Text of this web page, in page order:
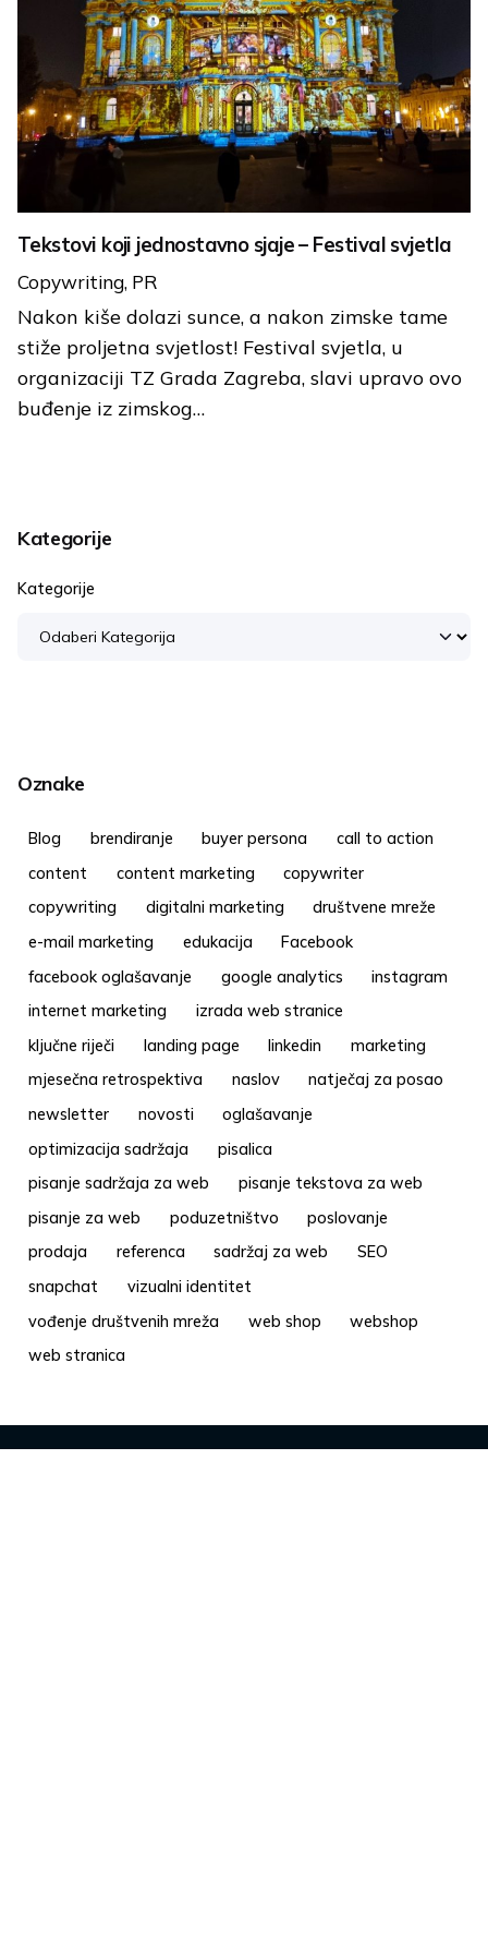
Tekstovi koji jednostavno sjaje – Festival svjetla
Copywriting PR
Nakon kiše dolazi sunce, a nakon zimske tame
stiže proljetna svjetlost! Festival svjetla, u
organizaciji TZ Grada Zagreba, slavi upravo ovo
buđenje iz zimskog…
Kategorije
Kategorije
Oznake
Blog brendiranje buyer persona
call to action
content
content marketing
copywriter
copywriting
digitalni marketing
društvene mreže
e-mail marketing
edukacija
Facebook
facebook oglašavanje
google analytics
instagram
internet marketing
izrada web stranice
ključne riječi
landing page linkedin
marketing
mjesečna retrospektiva
naslov
natječaj za posao
newsletter
novosti
oglašavanje
optimizacija sadržaja
pisalica
pisanje sadržaja za web
pisanje tekstova za web
pisanje za web
poduzetništvo
poslovanje
prodaja
referenca sadržaj za web
SEO
snapchat
vizualni identitet
vođenje društvenih mreža
web shop
webshop
web stranica